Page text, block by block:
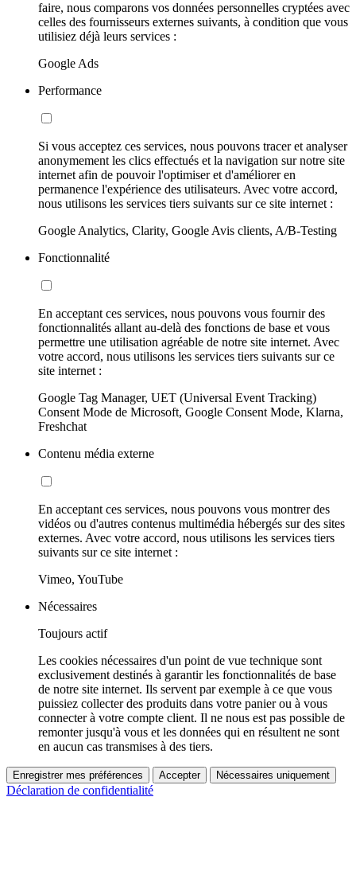
faire, nous comparons vos données personnelles cryptées avec
celles des fournisseurs externes suivants, à condition que vous
utilisiez déjà leurs services :
Google Ads
Performance
Si vous acceptez ces services, nous pouvons tracer et analyser
anonymement les clics effectués et la navigation sur notre site
internet afin de pouvoir l'optimiser et d'améliorer en
permanence l'expérience des utilisateurs. Avec votre accord,
nous utilisons les services tiers suivants sur ce site internet :
Google Analytics, Clarity, Google Avis clients, A/B-Testing
Fonctionnalité
En acceptant ces services, nous pouvons vous fournir des
fonctionnalités allant au-delà des fonctions de base et vous
permettre une utilisation agréable de notre site internet. Avec
votre accord, nous utilisons les services tiers suivants sur ce
site internet :
Google Tag Manager, UET (Universal Event Tracking)
Consent Mode de Microsoft, Google Consent Mode, Klarna,
Freshchat
Contenu média externe
En acceptant ces services, nous pouvons vous montrer des
vidéos ou d'autres contenus multimédia hébergés sur des sites
externes. Avec votre accord, nous utilisons les services tiers
suivants sur ce site internet :
Vimeo, YouTube
Nécessaires
Toujours actif
Les cookies nécessaires d'un point de vue technique sont
exclusivement destinés à garantir les fonctionnalités de base
de notre site internet. Ils servent par exemple à ce que vous
puissiez collecter des produits dans votre panier ou à vous
connecter à votre compte client. Il ne nous est pas possible de
remonter jusqu'à vous et les données qui en résultent ne sont
en aucun cas transmises à des tiers.
Enregistrer mes préférences Accepter Nécessaires uniquement
Déclaration de confidentialité